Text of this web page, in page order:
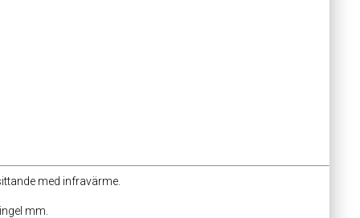
med infravärme.
mm.